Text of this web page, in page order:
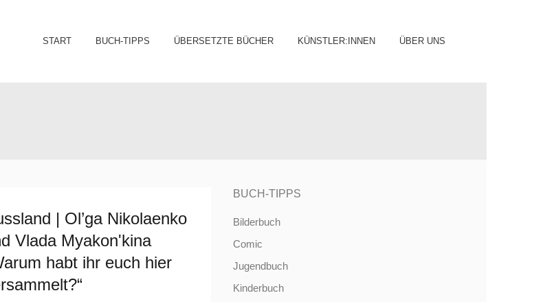
Skip
START BUCH-TIPPS ÜBERSETZTE BÜCHER KÜNSTLER:INNEN ÜBER UNS
| Ol’ga Nikolaenko
Vlada Myakonʹkina
habt ihr euch hier
BUCH-TIPPS
Bilderbuch
Comic
Jugendbuch
Kinderbuch